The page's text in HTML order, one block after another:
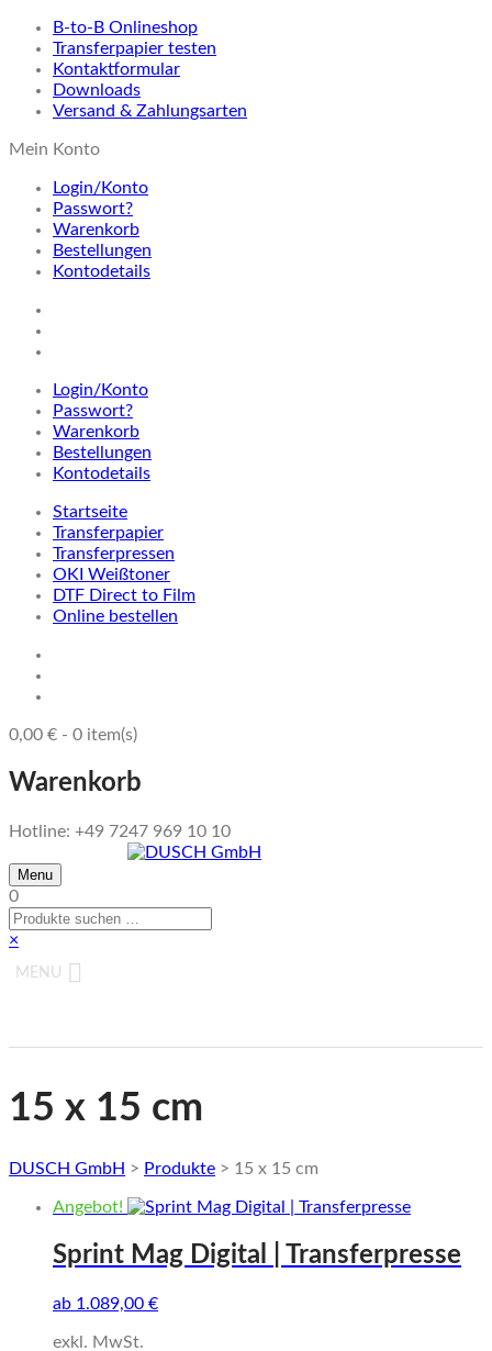
B-to-B Onlineshop
Transferpapier testen
Kontaktformular
Downloads
Versand & Zahlungsarten
Mein Konto
Login/Konto
Passwort?
Warenkorb
Bestellungen
Kontodetails
Login/Konto
Passwort?
Warenkorb
Bestellungen
Kontodetails
Startseite
Transferpapier
Transferpressen
OKI Weißtoner
DTF Direct to Film
Online bestellen
0,00 € - 0 item(s)
Warenkorb
Hotline: +49 7247 969 10 10
Menu
0
×
MENU
15 x 15 cm
DUSCH GmbH > Produkte > 15 x 15 cm
Angebot!
Sprint Mag Digital | Transferpresse
ab 1.089,00 €
exkl. MwSt.